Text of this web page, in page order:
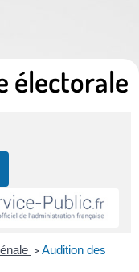
électorale
> Audition des